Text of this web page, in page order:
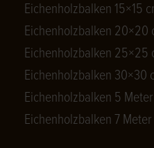
Eichenholzbalken 15×15
Eichenholzbalken 20×20
Eichenholzbalken 25×25
Eichenholzbalken 30×30
Eichenholzbalken 5 Meter
Eichenholzbalken 7 Meter